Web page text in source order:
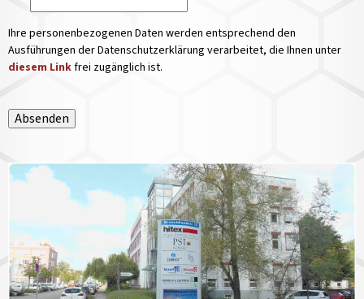
Ihre personenbezogenen Daten werden entsprechend den
Ausführungen der Datenschutzerklärung verarbeitet, die Ihnen unter
diesem Linkfrei zugänglich ist.
Absenden